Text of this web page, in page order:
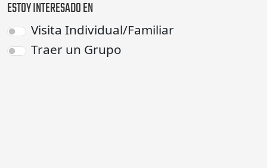
ESTOY INTERESADO EN
Visita Individual/Familiar
Traer un Grupo